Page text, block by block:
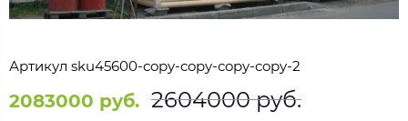
Артикул sku45600-copy-copy-copy-copy-2
2083000 руб. 2604000 руб.